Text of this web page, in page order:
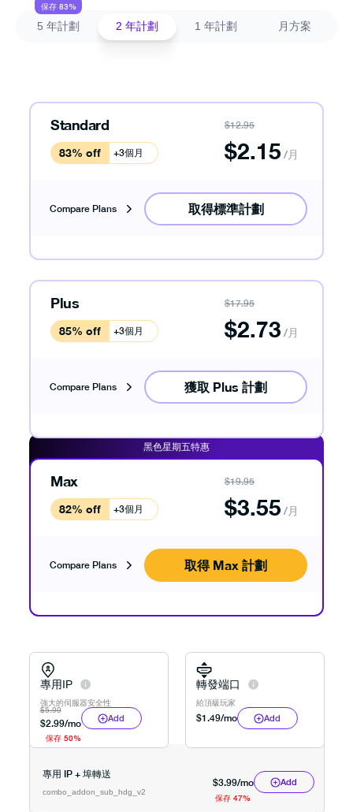
保存 83%
5 年計劃 2 年計劃 1 年計劃 月方案
黑色星期五特惠
Max
82% off +3個月
$19.95
$3.55 /月
Compare Plans 取得 Max 計劃
Plus
85% off +3個月
$17.95
$2.73 /月
Compare Plans 獲取 Plus 計劃
Standard
83% off +3個月
$12.95
$2.15 /月
Compare Plans 取得標準計劃
專用IP
強大的伺服器安全性
$5.99
保存 50%
$2.99/mo Add
轉發端口
給頂級玩家
$1.49/mo Add
專用 IP + 埠轉送
combo_addon_sub_hdg_v2
$3.99/mo
保存 47%
Add